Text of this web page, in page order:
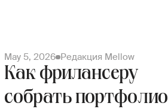
May 5, 2026 Редакция Mellow
Как фрилансеру
собрать портфолио